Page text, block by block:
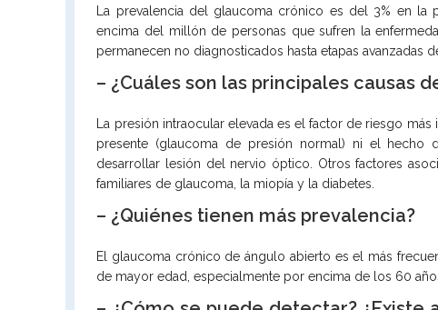
La prevalencia del glaucoma crónico es del 3% en
encima del millón de personas que sufren la
permanecen no diagnosticados hasta etapas avanzadas
– ¿Cuáles son las principales causas
La presión intraocular elevada es el factor de riesgo
presente (glaucoma de presión normal) ni el hecho
desarrollar lesión del nervio óptico. Otros factores
familiares de glaucoma, la miopía y la diabetes.
– ¿Quiénes tienen más prevalencia?
El glaucoma crónico de ángulo abierto es el más
de mayor edad, especialmente por encima de los 60